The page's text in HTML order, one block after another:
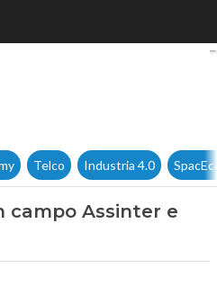
in campo
Telco Industria 4.0
campo Assinter e